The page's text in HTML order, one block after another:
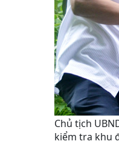
Chủ tịch
kiểm tra khu